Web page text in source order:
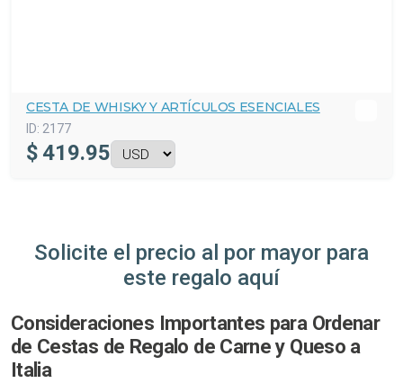
CESTA DE WHISKY Y ARTÍCULOS ESENCIALES
ID: 2177
$ 419.95
Solicite el precio al por mayor para
este regalo aquí
Consideraciones Importantes para Ordenar
de Cestas de Regalo de Carne y Queso a
Italia